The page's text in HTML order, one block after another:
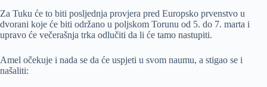
Za Tuku će to biti posljednja provjera pred Europsko prvenstvo u
dvorani koje će biti održano u poljskom Torunu od 5. do 7. marta i
upravo će večerašnja trka odlučiti da li će tamo nastupiti.
Amel očekuje i nada se da će uspjeti u svom naumu, a stigao se i
našaliti: